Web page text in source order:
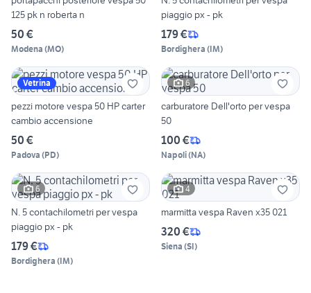
125 pk n roberta n
50 €
Modena (MO)
piaggio px - pk
179 €
Bordighera (IM)
Vetrina
pezzi motore vespa 50 HP carter
cambio accensione
50 €
Padova (PD)
6
carburatore Dell'orto per vespa
50
100 €
Napoli(NA)
6
N. 5 contachilometri per vespa
piaggio px - pk
179 €
Bordighera (IM)
4
marmitta vespa Raven x35 021
320 €
Siena (SI)